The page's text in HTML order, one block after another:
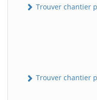
Trouver chantier
Trouver chantier